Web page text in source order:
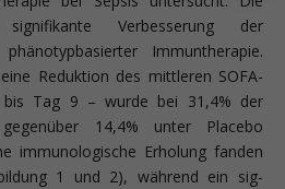
Verbesserung der
Immuntherapie.
Reduktion des mittleren SOFA-
bis Tag 9 – wurde bei 31,4% der
14,4% unter Placebo
immunologische Erholung fanden
1 und 2), während ein sig­